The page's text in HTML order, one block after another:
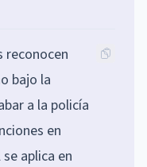
reconocen
bajo la
a la policía
en
aplica en